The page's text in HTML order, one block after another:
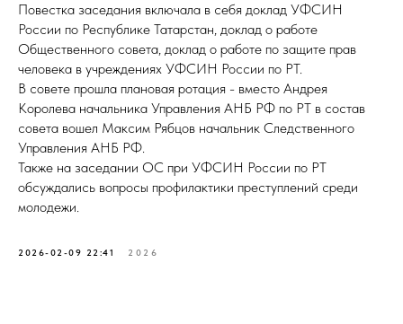
Повестка заседания включала в себя доклад УФСИН
России по Республике Татарстан, доклад о работе
Общественного совета, доклад о работе по защите прав
человека в учреждениях УФСИН России по РТ.
В совете прошла плановая ротация - вместо Андрея
Королева начальника Управления АНБ РФ по РТ в состав
совета вошел Максим Рябцов начальник Следственного
Управления АНБ РФ.
Также на заседании ОС при УФСИН России по РТ
обсуждались вопросы профилактики преступлений среди
молодежи.
2026-02-09 22:41 2026